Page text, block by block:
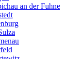
an der Fuhne